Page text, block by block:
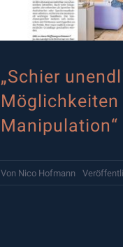
„Schier
Möglichkeiten
Manipulation“
Von Nico Hofmann